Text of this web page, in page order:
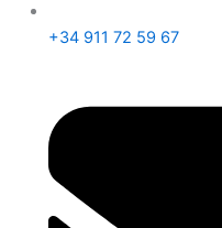
+34 911 72 59 67